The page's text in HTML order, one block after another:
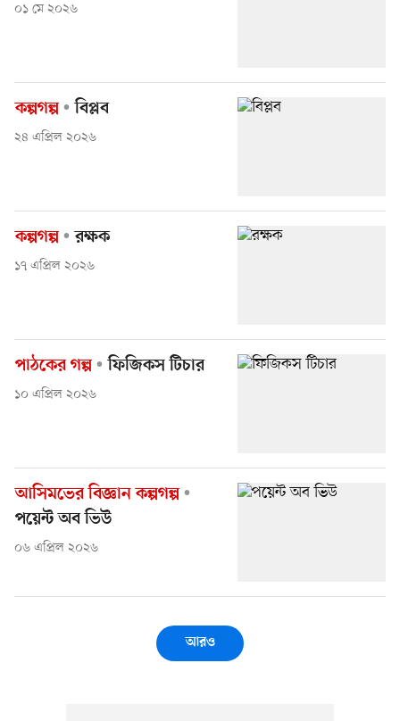
০১ মে ২০২৬
কল্পগল্প বিপ্লব
২৪ এপ্রিল ২০২৬
কল্পগল্প রক্ষক
১৭ এপ্রিল ২০২৬
পাঠকের গল্প ফিজিকস টিচার
১০ এপ্রিল ২০২৬
আসিমভের বিজ্ঞান কল্পগল্প
পয়েন্ট অব ভিউ
০৬ এপ্রিল ২০২৬
আরও